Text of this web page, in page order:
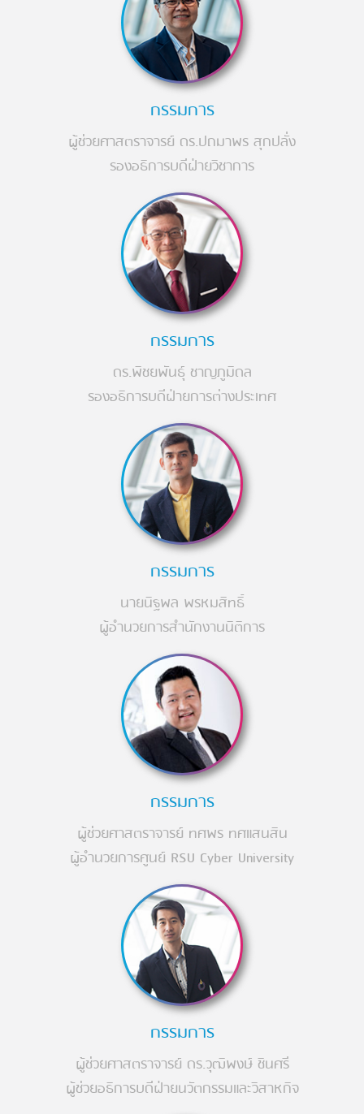
กรรมการ
ผู้ช่วยศาสตราจารย์ ดร.ปถมาพร สุกปลั่ง
รองอธิการบดีฝ่ายวิชาการ
กรรมการ
ดร.พิชยพันธุ์ ชาญภูมิดล
รองอธิการบดีฝ่ายการต่างประเทศ
กรรมการ
นายนิฐพล พรหมสิทธิ์
ผู้อำนวยการสำนักงานนิติการ
กรรมการ
ผู้ช่วยศาสตราจารย์ ทศพร ทศแสนสิน
ผู้อำนวยการศูนย์ RSU Cyber University
กรรมการ
ผู้ช่วยศาสตราจารย์ ดร.วุฒิพงษ์ ชินศรี
ผู้ช่วยอธิการบดีฝ่ายนวัตกรรมและวิสาหกิจ